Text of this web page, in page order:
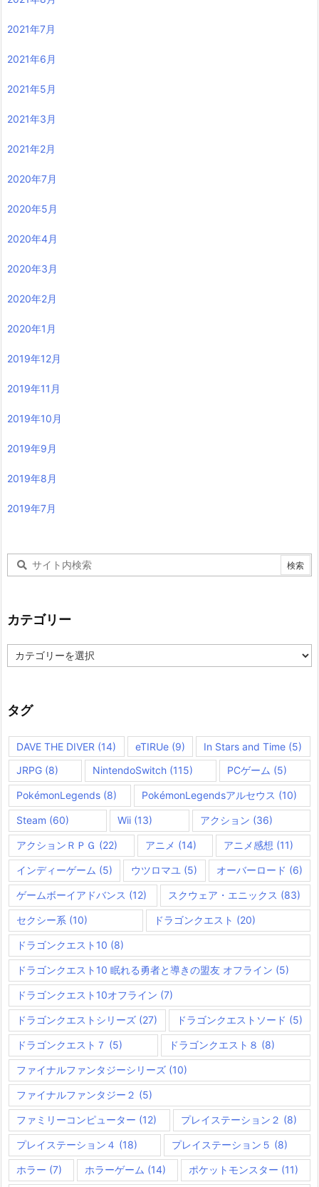
2021年7月
2021年6月
2021年5月
2021年3月
2021年2月
2020年7月
2020年5月
2020年4月
2020年3月
2020年2月
2020年1月
2019年12月
2019年11月
2019年10月
2019年9月
2019年8月
2019年7月
カテゴリー
テ
ー
タグ
DAVE THE DIVER (14) eTIRUe(9) In Stars and Time (5)
JRPG (8) NintendoSwitch (115) PCゲーム (5)
PokémonLegends (8) PokémonLegendsアルセウス (10)
Steam (60) Wii(13) アクション (36)
アクションＲＰＧ (22) アニメ (14) アニメ感想 (11)
インディーゲーム (5) ウツロマユ (5) オーバーロード (6)
ゲームボーイアドバンス (12) スクウェア・エニックス (83)
セクシー系 (10) ドラゴンクエスト (20)
ドラゴンクエスト10 (8)
ドラゴンクエスト10 眠れる勇者と導きの盟友 オフライン (5)
ドラゴンクエスト10オフライン (7)
ドラゴンクエストシリーズ (27) ドラゴンクエストソード (5)
ドラゴンクエスト７ (5) ドラゴンクエスト８ (8)
ファイナルファンタジーシリーズ (10)
ファイナルファンタジー２ (5)
ファミリーコンピューター (12) プレイステーション２ (8)
プレイステーション４ (18) プレイステーション５ (8)
ホラー (7) ホラーゲーム (14) ポケットモンスター (11)